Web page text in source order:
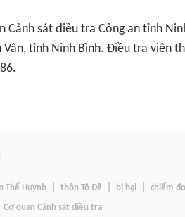
Cảnh sát điều tra Công an tỉnh
tỉnh Ninh Bình. Điều tra viên
Thế Huynh thôn Tô Đê bị hại chiếm
Cơ quan Cảnh sát điều tra